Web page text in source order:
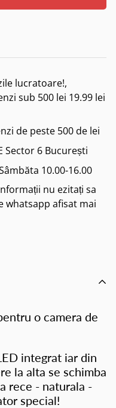
lucratoare!,
sub 500 lei 19.99 lei
de peste 500 de lei
Sector 6 București
10.00-16.00
nu ezitați sa
whatsapp afisat mai
o camera de
integrat iar din
la alta se schimba
rece - naturala -
special!